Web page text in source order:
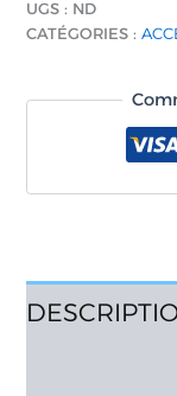
UGS : ND
CATÉGORIES :